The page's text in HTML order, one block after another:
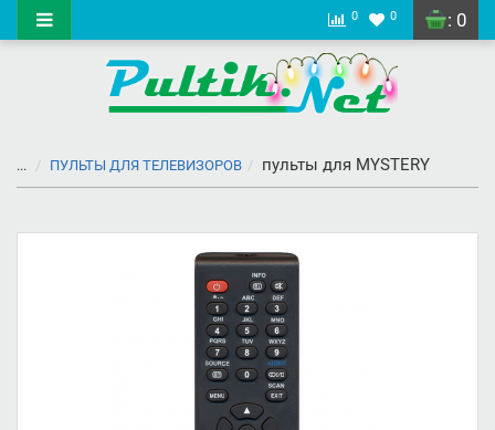
: 0
0 0
... ПУЛЬТЫ ДЛЯ ТЕЛЕВИЗОРОВ пульты для MYSTERY